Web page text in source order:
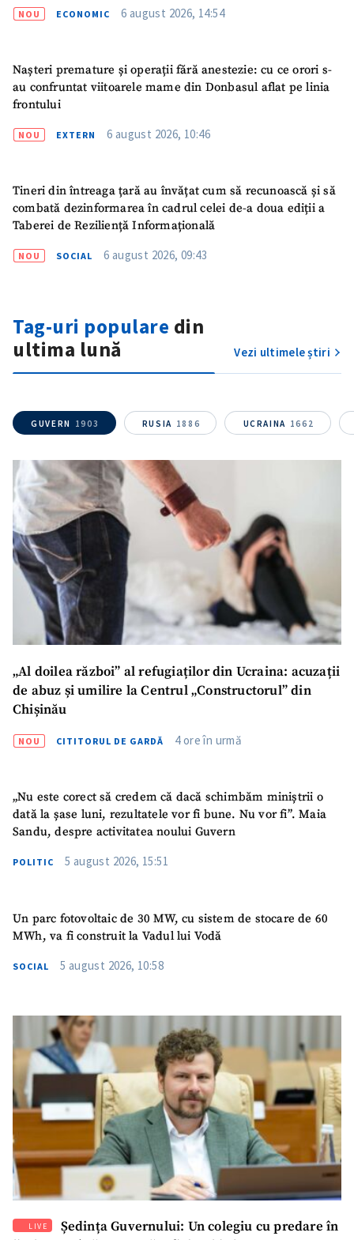
NOU ECONOMIC 6 august 2026, 14:54
Nașteri premature și operații fără anestezie: cu ce orori s-
au confruntat viitoarele mame din Donbasul aflat pe linia
frontului
NOU EXTERN 6 august 2026, 10:46
Tineri din întreaga țară au învățat cum să recunoască și să
combată dezinformarea în cadrul celei de-a doua ediții a
Taberei de Reziliență Informațională
NOU SOCIAL 6 august 2026, 09:43
Tag-uri populare din
ultima lună
Vezi ultimele știri
GUVERN 1903 RUSIA 1886 UCRAINA 1662
„Al doilea război” al refugiaților din Ucraina: acuzații
de abuz și umilire la Centrul „Constructorul” din
Chișinău
NOU CITITORUL DE GARDĂ 4 ore în urmă
„Nu este corect să credem că dacă schimbăm miniștrii o
dată la șase luni, rezultatele vor fi bune. Nu vor fi”. Maia
Sandu, despre activitatea noului Guvern
POLITIC 5 august 2026, 15:51
Un parc fotovoltaic de 30 MW, cu sistem de stocare de 60
MWh, va fi construit la Vadul lui Vodă
SOCIAL 5 august 2026, 10:58
LIVE
Ședința Guvernului: Un colegiu cu predare în
Titlu știre
+ Adaugă titlu
Fotografie
+ Încarcă imagine
Mesajul știrei
+ Mesajul știrei
Email+ Emailul meu
Am citit și sunt de
confidențialitate.
TRIMITE ȘTIREA